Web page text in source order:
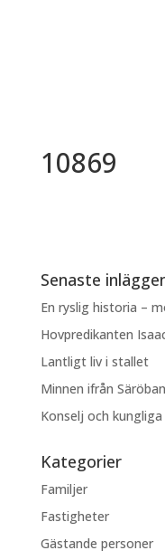
10869
Senaste
En ryslig historia –
Hovpredikanten
Lantligt liv i stallet
Minnen ifrån
Konselj och
Kategorier
Familjer
Fastigheter
Gästande personer